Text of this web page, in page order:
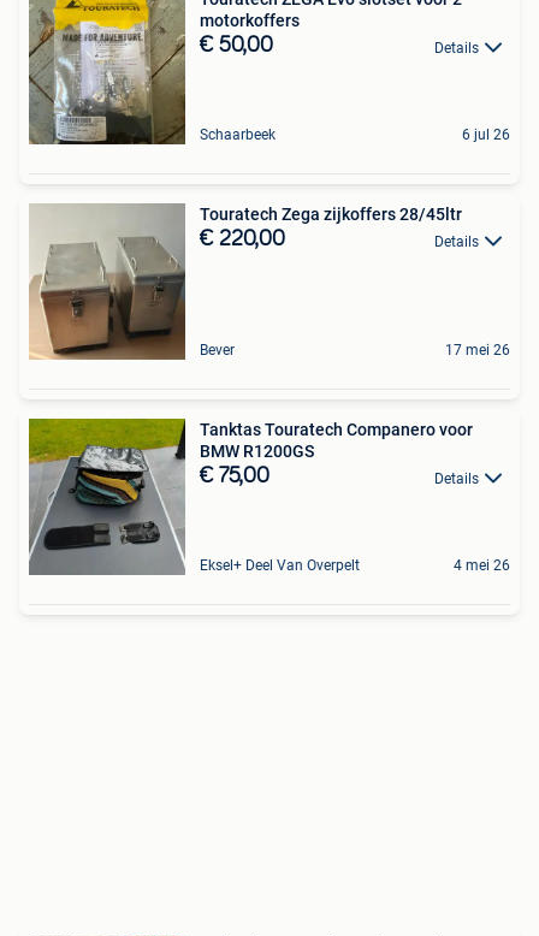
motorkoffers
€ 50,00 Details
Schaarbeek 6 jul 26
Touratech Zega zijkoffers 28/45ltr
€ 220,00 Details
Bever 17 mei 26
Tanktas Touratech Companero voor
BMW R1200GS
€ 75,00 Details
Eksel+ Deel Van Overpelt 4 mei 26